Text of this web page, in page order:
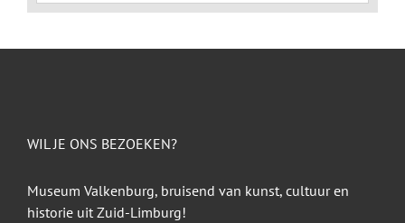
naar:
WIL JE ONS BEZOEKEN?
Museum Valkenburg, bruisend van kunst, cultuur en
historie uit Zuid-Limburg!